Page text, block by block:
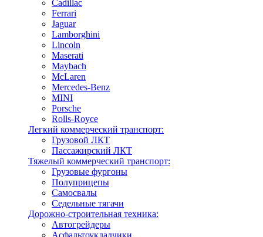
Cadillac
Ferrari
Jaguar
Lamborghini
Lincoln
Maserati
Maybach
McLaren
Mercedes-Benz
MINI
Porsche
Rolls-Royce
Легкий коммерческий транспорт:
Грузовой ЛКТ
Пассажирский ЛКТ
Тяжелый коммерческий транспорт:
Грузовые фургоны
Полуприцепы
Самосвалы
Седельные тягачи
Дорожно-строительная техника:
Автогрейдеры
Асфальтоукладчики